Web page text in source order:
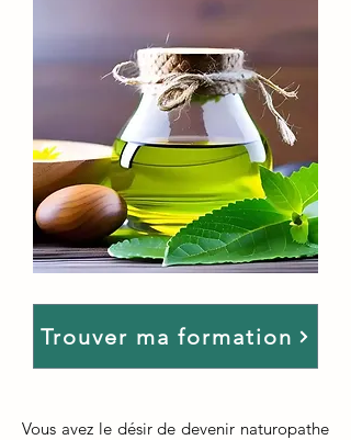
Trouver ma formation
Vous avez le désir de devenir naturopathe